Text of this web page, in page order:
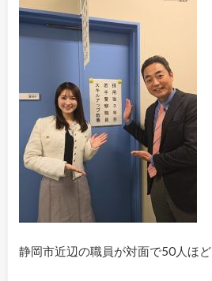
静岡市近辺の職員が対面で50人ほど